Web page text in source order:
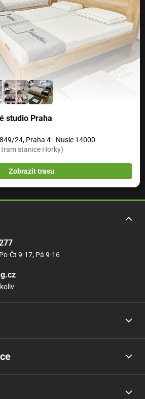
studio Praha
24, Praha 4 - Nusle 14000
stanice Horky)
Zobrazit trasu
Čt 9-17, Pá 9-16